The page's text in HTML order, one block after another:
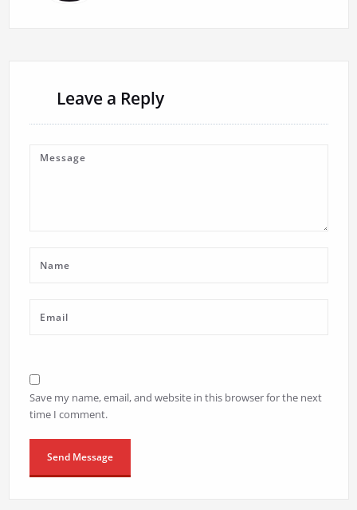
Leave a Reply
Save my name, email, and website in this browser for the next
time I comment.